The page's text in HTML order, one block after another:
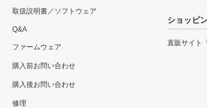
取扱説明書／ソフトウェア
Q&A
ファームウェア
購入前お問い合わせ
購入後お問い合わせ
修理
ショッピ
直販サイト